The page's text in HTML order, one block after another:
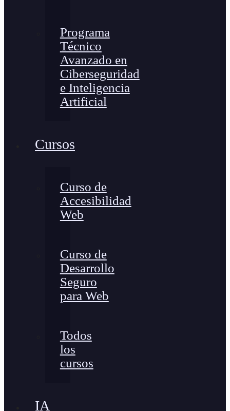
Programa
Técnico
Avanzado en
Ciberseguridad
e Inteligencia
Artificial
Cursos
Curso de
Accesibilidad
Web
Curso de
Desarrollo
Seguro
para Web
Todos
los
cursos
IA